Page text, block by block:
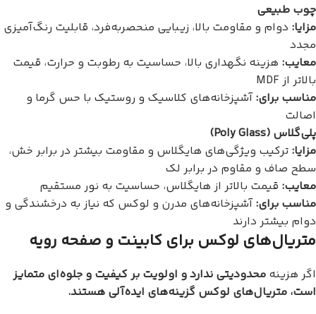
چوب طبیعی
مزایا: دوام و مقاومت بالا، زیبایی منحصربه‌فرد، قابلیت رنگ‌آمیزی
مجدد
معایب: هزینه نگهداری بالا، حساسیت به رطوبت و حرارت، قیمت
بالاتر از MDF
مناسب برای:آشپزخانه‌های کلاسیک و روستیک با حس گرما و
اصالت
پلی‌گلاس (Poly Glass)
مزایا: ترکیب ویژگی‌های هایگلاس و مقاومت بیشتر در برابر خش،
سطح صاف و مقاوم در برابر لک
معایب: قیمت بالاتر از هایگلاس، حساسیت به نور مستقیم
مناسب برای:آشپزخانه‌های مدرن و لوکس که نیاز به درخشندگی و
دوام بیشتر دارند
متریال‌های لوکس برای کابینت و صفحه رویه
اگر هزینه محدودیتی ندارد و اولویت بر کیفیت و جلوه‌ای متمایز
است، متریال‌های لوکس گزینه‌های ایده‌آلی هستند.